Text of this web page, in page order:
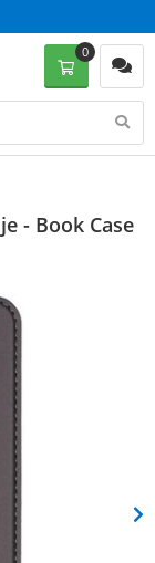
0
- Book Case